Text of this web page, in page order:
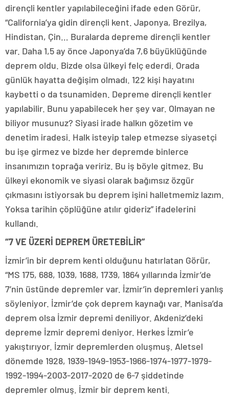
dirençli kentler yapılabileceğini ifade eden Görür,
“California’ya gidin dirençli kent. Japonya, Brezilya,
Hindistan, Çin… Buralarda depreme dirençli kentler
var. Daha 1,5 ay önce Japonya’da 7,6 büyüklüğünde
deprem oldu. Bizde olsa ülkeyi felç ederdi. Orada
günlük hayatta değişim olmadı. 122 kişi hayatını
kaybetti o da tsunamiden. Depreme dirençli kentler
yapılabilir. Bunu yapabilecek her şey var. Olmayan ne
biliyor musunuz? Siyasi irade halkın gözetim ve
denetim iradesi. Halk isteyip talep etmezse siyasetçi
bu işe girmez ve bizde her depremde binlerce
insanımızın toprağa veririz. Bu iş böyle gitmez. Bu
ülkeyi ekonomik ve siyasi olarak bağımsız özgür
çıkmasını istiyorsak bu deprem işini halletmemiz lazım.
Yoksa tarihin çöplüğüne atılır gideriz” ifadelerini
kullandı.
“7 VE ÜZERİ DEPREM ÜRETEBİLİR”
İzmir’in bir deprem kenti olduğunu hatırlatan Görür,
“MS 175, 688, 1039, 1688, 1739, 1864 yıllarında İzmir’de
7’nin üstünde depremler var. İzmir’in depremleri yanlış
söyleniyor. İzmir’de çok deprem kaynağı var. Manisa’da
deprem olsa İzmir depremi deniliyor. Akdeniz’deki
depreme İzmir depremi deniyor. Herkes İzmir’e
yakıştırıyor. İzmir depremlerden oluşmuş. Aletsel
dönemde 1928, 1939-1949-1953-1966-1974-1977-1979-
1992-1994-2003-2017-2020 de 6-7 şiddetinde
depremler olmuş. İzmir bir deprem kenti.